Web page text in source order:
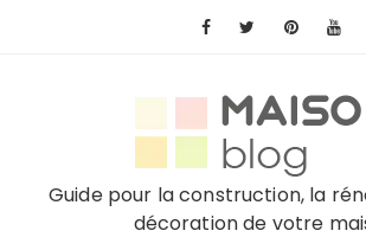
Guide pour la construction, la
décoration de votre